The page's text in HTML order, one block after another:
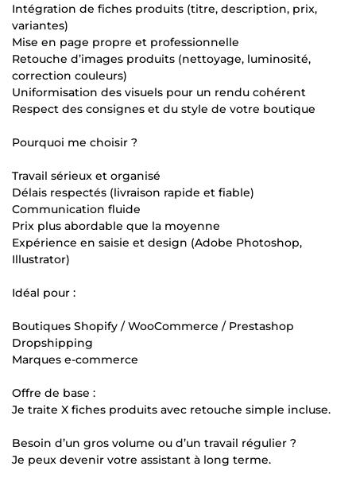
Intégration de fiches produits (titre, description, prix,
variantes)
Mise en page propre et professionnelle
Retouche d’images produits (nettoyage, luminosité,
correction couleurs)
Uniformisation des visuels pour un rendu cohérent
Respect des consignes et du style de votre boutique
Pourquoi me choisir ?
Travail sérieux et organisé
Délais respectés (livraison rapide et fiable)
Communication fluide
Prix plus abordable que la moyenne
Expérience en saisie et design (Adobe Photoshop,
Illustrator)
Idéal pour :
Boutiques Shopify / WooCommerce / Prestashop
Dropshipping
Marques e-commerce
Offre de base :
Je traite X fiches produits avec retouche simple incluse.
Besoin d’un gros volume ou d’un travail régulier ?
Je peux devenir votre assistant à long terme.